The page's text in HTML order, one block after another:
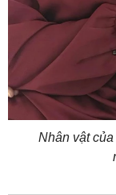
Nhân vật